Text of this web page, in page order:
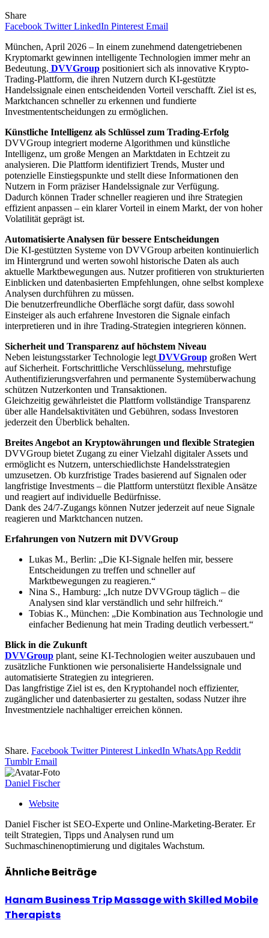
Share
Facebook Twitter LinkedIn Pinterest Email
München, April 2026 – In einem zunehmend datengetriebenen
Kryptomarkt gewinnen intelligente Technologien immer mehr an
Bedeutung. DVVGroup positioniert sich als innovative Krypto-
Trading-Plattform, die ihren Nutzern durch KI-gestützte
Handelssignale einen entscheidenden Vorteil verschafft. Ziel ist es,
Marktchancen schneller zu erkennen und fundierte
Investmententscheidungen zu ermöglichen.
Künstliche Intelligenz als Schlüssel zum Trading-Erfolg
DVVGroup integriert moderne Algorithmen und künstliche
Intelligenz, um große Mengen an Marktdaten in Echtzeit zu
analysieren. Die Plattform identifiziert Trends, Muster und
potenzielle Einstiegspunkte und stellt diese Informationen den
Nutzern in Form präziser Handelssignale zur Verfügung.
Dadurch können Trader schneller reagieren und ihre Strategien
effizient anpassen – ein klarer Vorteil in einem Markt, der von hoher
Volatilität geprägt ist.
Automatisierte Analysen für bessere Entscheidungen
Die KI-gestützten Systeme von DVVGroup arbeiten kontinuierlich
im Hintergrund und werten sowohl historische Daten als auch
aktuelle Marktbewegungen aus. Nutzer profitieren von strukturierten
Einblicken und datenbasierten Empfehlungen, ohne selbst komplexe
Analysen durchführen zu müssen.
Die benutzerfreundliche Oberfläche sorgt dafür, dass sowohl
Einsteiger als auch erfahrene Investoren die Signale einfach
interpretieren und in ihre Trading-Strategien integrieren können.
Sicherheit und Transparenz auf höchstem Niveau
Neben leistungsstarker Technologie legt DVVGroup großen Wert
auf Sicherheit. Fortschrittliche Verschlüsselung, mehrstufige
Authentifizierungsverfahren und permanente Systemüberwachung
schützen Nutzerkonten und Transaktionen.
Gleichzeitig gewährleistet die Plattform vollständige Transparenz
über alle Handelsaktivitäten und Gebühren, sodass Investoren
jederzeit den Überblick behalten.
Breites Angebot an Kryptowährungen und flexible Strategien
DVVGroup bietet Zugang zu einer Vielzahl digitaler Assets und
ermöglicht es Nutzern, unterschiedlichste Handelsstrategien
umzusetzen. Ob kurzfristige Trades basierend auf Signalen oder
langfristige Investments – die Plattform unterstützt flexible Ansätze
und reagiert auf individuelle Bedürfnisse.
Dank des 24/7-Zugangs können Nutzer jederzeit auf neue Signale
reagieren und Marktchancen nutzen.
Erfahrungen von Nutzern mit DVVGroup
Lukas M., Berlin: „Die KI-Signale helfen mir, bessere
Entscheidungen zu treffen und schneller auf
Marktbewegungen zu reagieren.“
Nina S., Hamburg: „Ich nutze DVVGroup täglich – die
Analysen sind klar verständlich und sehr hilfreich.“
Tobias K., München: „Die Kombination aus Technologie und
einfacher Bedienung hat mein Trading deutlich verbessert.“
Blick in die Zukunft
DVVGroup plant, seine KI-Technologien weiter auszubauen und
zusätzliche Funktionen wie personalisierte Handelssignale und
automatisierte Strategien zu integrieren.
Das langfristige Ziel ist es, den Kryptohandel noch effizienter,
zugänglicher und datenbasierter zu gestalten, sodass Nutzer ihre
Investmentziele nachhaltiger erreichen können.
Share. Facebook Twitter Pinterest LinkedIn WhatsApp Reddit
Tumblr Email
Daniel Fischer
Website
Daniel Fischer ist SEO-Experte und Online-Marketing-Berater. Er
teilt Strategien, Tipps und Analysen rund um
Suchmaschinenoptimierung und digitales Wachstum.
ÄhnlicheBeiträge
Hanam Business Trip Massage with Skilled Mobile
Therapists